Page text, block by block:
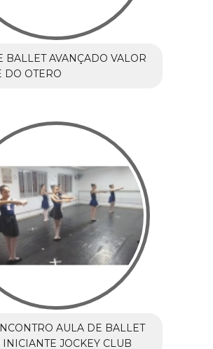
BALLET AVANÇADO VALOR
DO OTERO
AULA DE BALLET
JOCKEY CLUB